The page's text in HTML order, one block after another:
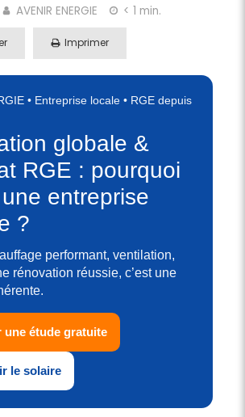
AVENIR ENERGIE < 1 min.
Imprimer
• Entreprise locale • RGE depuis
globale &
RGE : pourquoi
entreprise
?
performant, ventilation,
rénovation réussie, c’est une
une étude gratuite
le solaire